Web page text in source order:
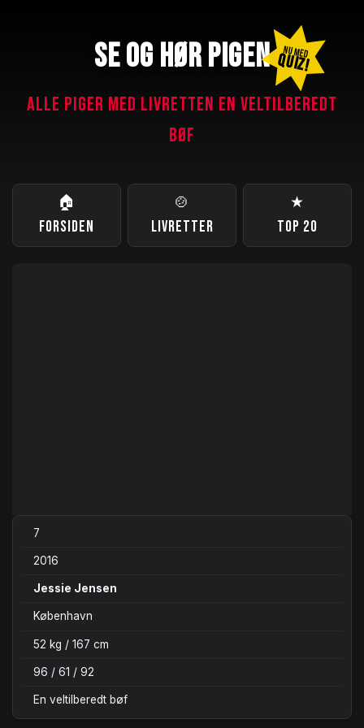
SE OG HØR PIGEN NU MED
QUIZ!
ALLE PIGER MED LIVRETTEN EN VELTILBEREDT
BØF
🏠
FORSIDEN
🍲
LIVRETTER
★
TOP 20
7
2016
Jessie Jensen
København
52 kg / 167 cm
96 / 61 / 92
En veltilberedt bøf